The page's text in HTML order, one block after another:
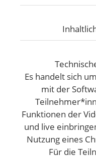
Es handelt sich
mit der
Funktionen der
und live
Nutzung eines
Für die